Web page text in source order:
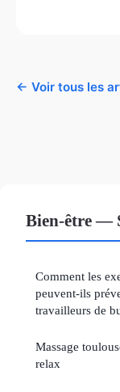
← Voir tous les
Bien-être —
Comment les
peuvent-ils
travailleurs de
Massage
relax